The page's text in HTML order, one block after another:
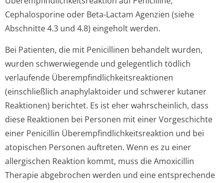
Cephalosporine oder Beta-Lactam Agenzien (siehe
Abschnitte 4.3 und 4.8) eingeholt werden.
Bei Patienten, die mit Penicillinen behandelt wurden,
wurden schwerwiegende und gelegentlich tödlich
verlaufende Überempfindlichke­itsreaktionen
(einschließlich anaphylaktoider und schwerer kutaner
Reaktionen) berichtet. Es ist eher wahrscheinlich, dass
diese Reaktionen bei Personen mit einer Vorgeschichte
einer Penicillin Überempfindlichke­itsreaktion und bei
atopischen Personen auftreten. Wenn es zu einer
allergischen Reaktion kommt, muss die Amoxicillin
Therapie abgebrochen werden und eine entsprechende